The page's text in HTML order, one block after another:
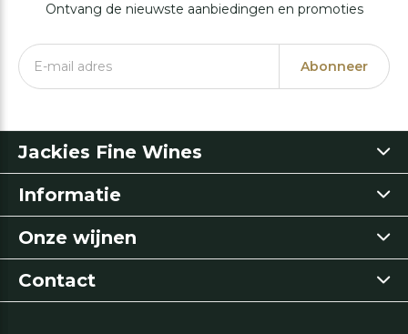
Ontvang de nieuwste aanbiedingen en promoties
Abonneer
Jackies Fine Wines
Informatie
Onze wijnen
Contact